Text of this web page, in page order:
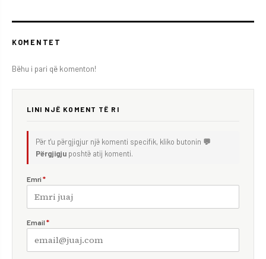
KOMENTET
Bëhu i pari që komenton!
LINI NJË KOMENT TË RI
Për t'u përgjigjur një komenti specifik, kliko butonin 💬
Përgjigju poshtë atij komenti.
Emri *
Email *